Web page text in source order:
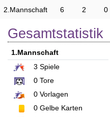
2.Mannschaft 6 2 0
Gesamtstatistik
1.Mannschaft
3 Spiele
0 Tore
0 Vorlagen
0 Gelbe Karten